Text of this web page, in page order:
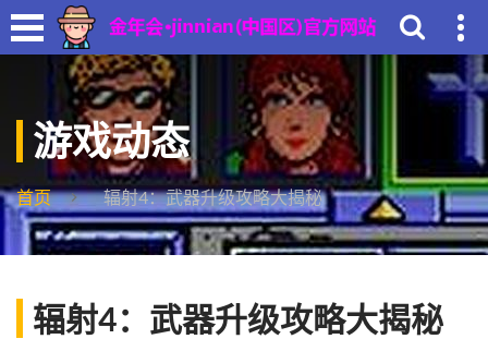
游戏动态
首页 辐射4：武器升级攻略大揭秘
辐射4：武器升级攻略大揭秘